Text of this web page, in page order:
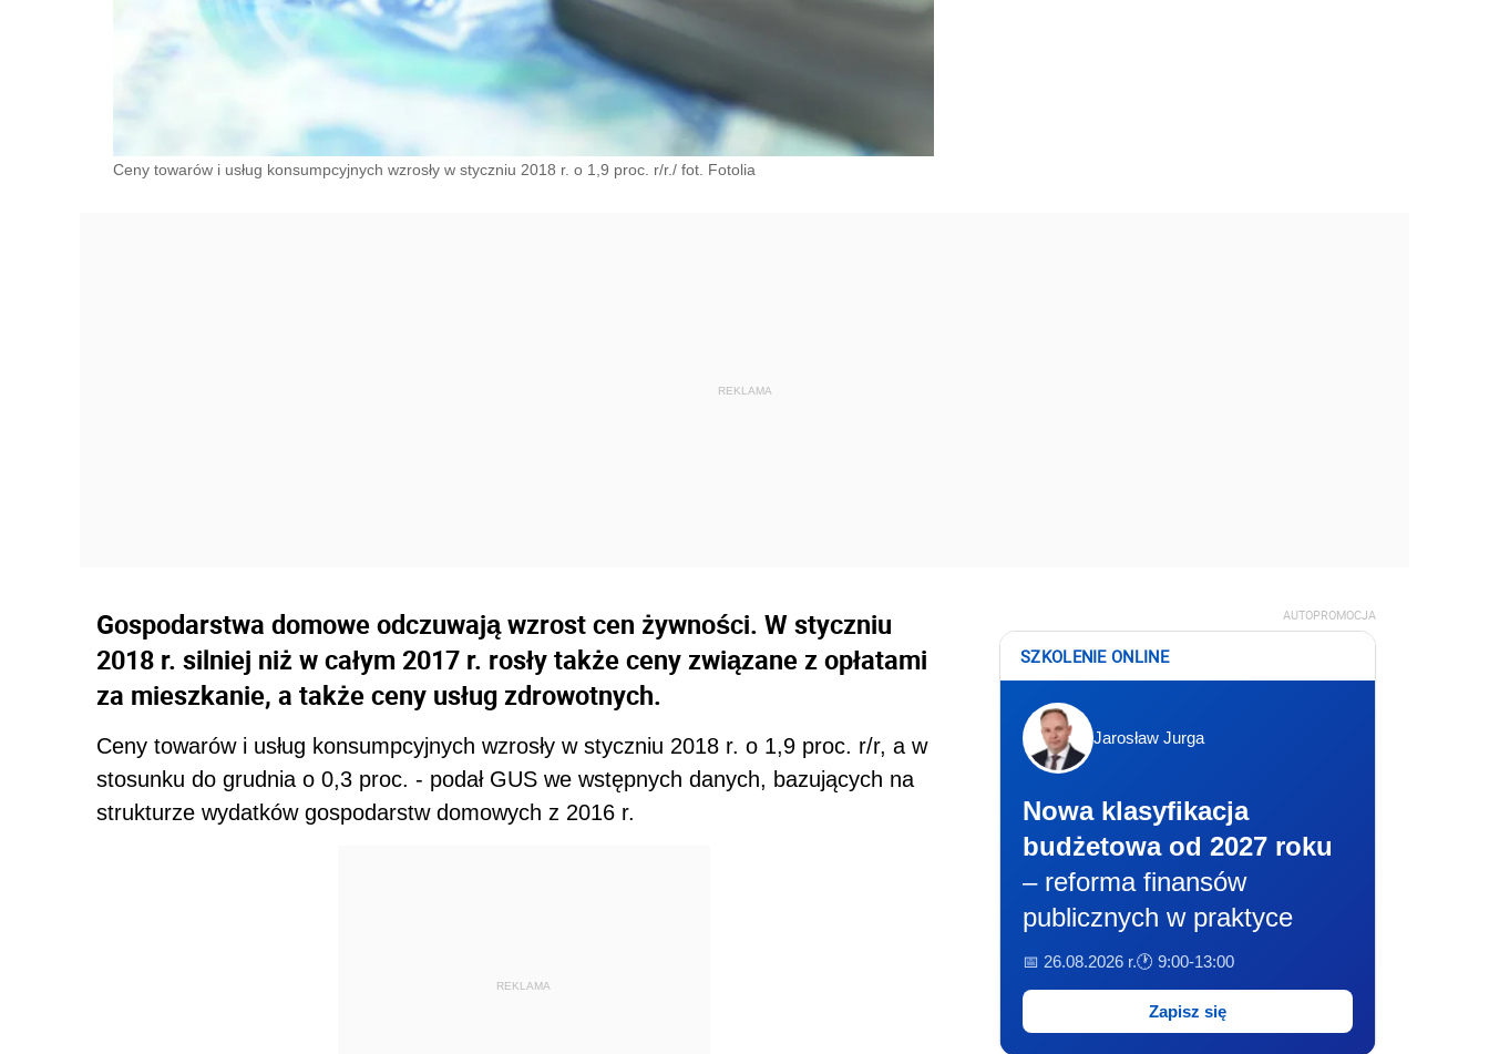
Ceny towarów i usług konsumpcyjnych wzrosły w styczniu 2018 r. o 1,9 proc. r/r./ fot. Fotolia
Gospodarstwa domowe odczuwają wzrost cen żywności. W styczniu
2018 r. silniej niż w całym 2017 r. rosły także ceny związane z opłatami
za mieszkanie, a także ceny usług zdrowotnych.
Ceny towarów i usług konsumpcyjnych wzrosły w styczniu 2018 r. o 1,9 proc. r/r, a w
stosunku do grudnia o 0,3 proc. - podał GUS we wstępnych danych, bazujących na
strukturze wydatków gospodarstw domowych z 2016 r.
REKLAMA
AUTOPROMOCJA
SZKOLENIE ONLINE
Jarosław Jurga
Nowa klasyfikacja
budżetowa od 2027 roku
– reforma finansów
publicznych w praktyce
📅 26.08.2026 r.🕐 9:00-13:00
Zapisz się